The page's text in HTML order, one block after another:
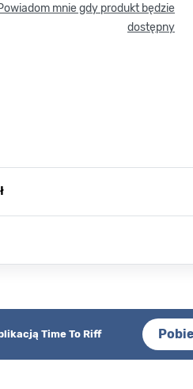
mnie gdy produkt będzie
dostępny
Time To Riff